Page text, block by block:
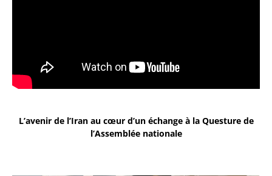
L’avenir de l’Iran au cœur d’un échange à la Questure de
l’Assemblée nationale